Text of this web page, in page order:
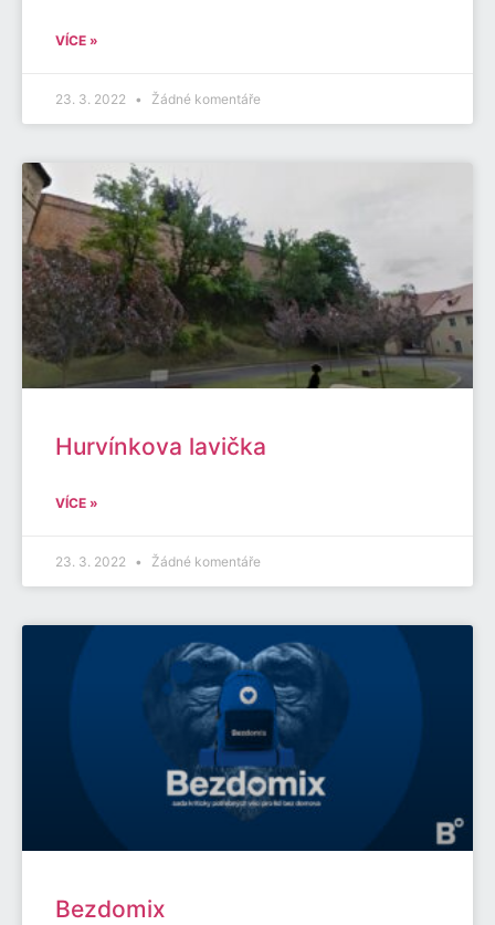
VÍCE »
23. 3. 2022 Žádné komentáře
Hurvínkova lavička
VÍCE »
23. 3. 2022 Žádné komentáře
Bezdomix